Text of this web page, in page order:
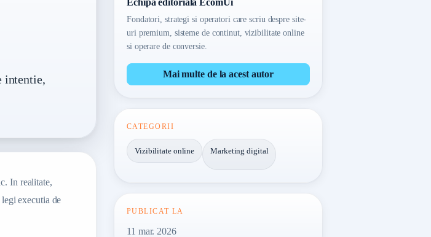
intentie,
In realitate,
executia de
Echipa editoriala EcomUi
Fondatori, strategi si operatori care scriu despre site-
uri premium, sisteme de continut, vizibilitate online
si operare de conversie.
Mai multe de la acest autor
CATEGORII
Vizibilitate online Marketing digital
PUBLICAT LA
11 mar. 2026